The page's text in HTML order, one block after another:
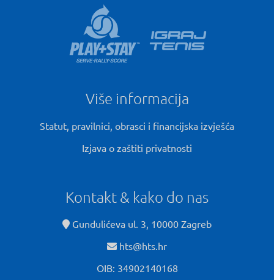
Više informacija
Statut, pravilnici, obrasci i financijska izvješća
Izjava o zaštiti privatnosti
Kontakt & kako do nas
Gundulićeva ul. 3, 10000 Zagreb
hts@hts.hr
OIB: 34902140168